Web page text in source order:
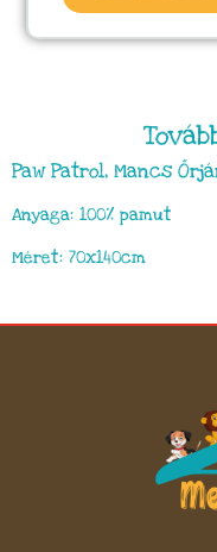
Paw Patrol, Mancs
Anyaga: 100% pamut
Méret: 70x140cm